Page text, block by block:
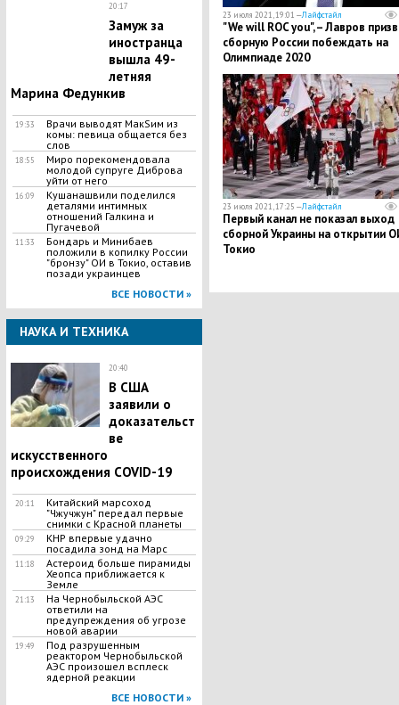
20:17
Замуж за
иностранца
вышла 49-
летняя
Марина Федункив
19:33
Врачи выводят МакSим из
комы: певица общается без
слов
18:55
Миро порекомендовала
молодой супруге Диброва
уйти от него
16:09
Кушанашвили поделился
деталями интимных
отношений Галкина и
Пугачевой
11:33
​Бондарь и Минибаев
положили в копилку России
"бронзу" ОИ в Токио, оставив
позади украинцев
ВСЕ НОВОСТИ »
НАУКА И ТЕХНИКА
20:40
В США
заявили о
доказательст
ве
искусственного
происхождения COVID-19
20:11
Китайский марсоход
"Чжучжун" передал первые
снимки с Красной планеты
09:29
КНР впервые удачно
посадила зонд на Марс
11:18
Астероид больше пирамиды
Хеопса приближается к
Земле
21:13
На Чернобыльской АЭС
ответили на
предупреждения об угрозе
новой аварии
19:49
Под разрушенным
реактором Чернобыльской
АЭС произошел всплеск
ядерной реакции
ВСЕ НОВОСТИ »
23 июля 2021, 19:01 —Лайфстайл
"We will ROC you", – Лавров
сборную России побеждать на
Олимпиаде 2020
23 июля 2021, 17:25 —Лайфстайл
Первый канал не показал выход
сборной Украины на открытии
Токио